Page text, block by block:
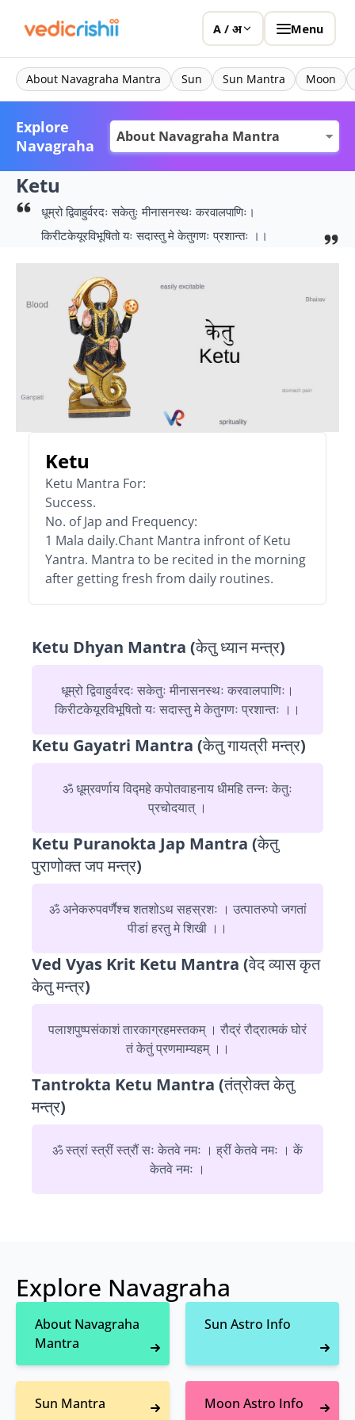
A / अ Menu
About Navagraha Mantra Sun Sun Mantra Moon
Explore
Navagraha
Ketu
धूम्रो द्विवाहुर्वरदः सकेतुः मीनासनस्थः करवालपाणिः।
किरीटकेयूरविभूषितो यः सदास्तु मे केतुगणः प्रशान्तः ।।
Ketu
Ketu Mantra For:
Success.
No. of Jap and Frequency:
1 Mala daily.Chant Mantra infront of Ketu
Yantra. Mantra to be recited in the morning
after getting fresh from daily routines.
Ketu Dhyan Mantra (केतु ध्यान मन्त्र)
धूम्रो द्विवाहुर्वरदः सकेतुः मीनासनस्थः करवालपाणिः।
किरीटकेयूरविभूषितो यः सदास्तु मे केतुगणः प्रशान्तः ।।
Ketu Gayatri Mantra (केतु गायत्री मन्त्र)
ॐ धूम्रवर्णाय विद्महे कपोतवाहनाय धीमहि तन्नः केतुः
प्रचोदयात् ।
Ketu Puranokta Jap Mantra (केतु
पुराणोक्त जप मन्त्र)
ॐ अनेकरुपवर्णैश्च शतशोऽथ सहस्रशः । उत्पातरुपो जगतां
पीडां हरतु मे शिखी ।।
Ved Vyas Krit Ketu Mantra (वेद व्यास कृत
केतु मन्त्र)
पलाशपुष्पसंकाशं तारकाग्रहमस्तकम् । रौद्रं रौद्रात्मकं घोरं
तं केतुं प्रणमाम्यहम् ।।
Tantrokta Ketu Mantra (तंत्रोक्त केतु
मन्त्र)
ॐ स्त्रां स्त्रीं स्त्रौं सः केतवे नमः । ह्रीं केतवे नमः । कें
केतवे नमः ।
Explore Navagraha
About Navagraha
Mantra
Sun Astro Info
Sun Mantra Moon Astro Info